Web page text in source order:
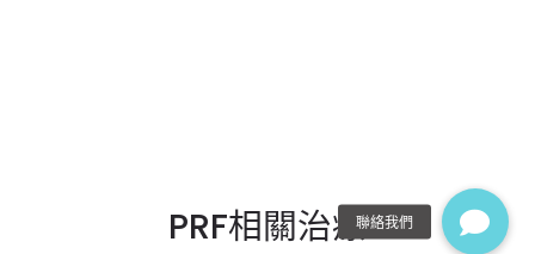
PRF相關治療